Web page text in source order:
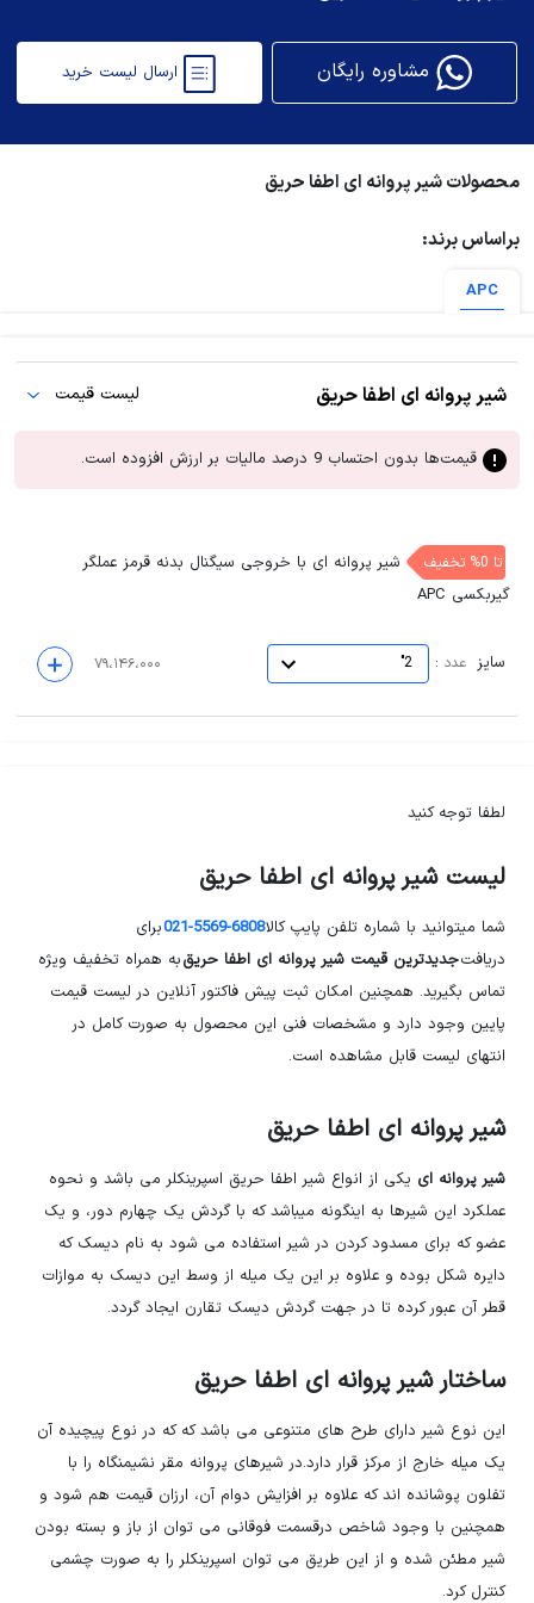
محصولات شیر پروانه ای اطفا حریق
براساس برند:
APC
شیر پروانه ای اطفا حریق لیست قیمت
قیمت‌ها بدون احتساب 9 درصد مالیات بر ارزش افزوده است.
تا 0% تخفیف
شیر پروانه ای با خروجی سیگنال بدنه قرمز عملگر
گیربکسی APC
سایز عدد :
2" ۷۹،۱۴۶،۰۰۰
لطفا توجه کنید
لیست شیر پروانه ای اطفا حریق
شما میتوانید با شماره تلفن پایپ کالا6808-5569-021
برای
دریافتجدیدترین قیمت شیر پروانه ای اطفا حریقبه همراه تخفیف ویژه
تماس بگیرید. همچنین امکان ثبت پیش فاکتور آنلاین در لیست قیمت
پایین وجود دارد و مشخصات فنی این محصول به صورت کامل در
انتهای لیست قابل مشاهده است.
شیر پروانه ای اطفا حریق
شیر پروانه ای یکی از انواع شیر اطفا حریق اسپرینکلر می باشد و نحوه
عملکرد این شیرها به اینگونه میباشد که با گردش یک چهارم دور، و یک
عضو که برای مسدود کردن در شیر استفاده می شود به نام دیسک که
دایره شکل بوده و علاوه بر این یک میله از وسط این دیسک به موازات
قطر آن عبور کرده تا در جهت گردش دیسک تقارن ایجاد گردد.
ساختار شیر پروانه ای اطفا حریق
این نوع شیر دارای طرح های متنوعی می باشد که که در نوع پیچیده آن
یک میله خارج از مرکز قرار دارد.در شیرهای پروانه مقر نشیمنگاه را با
تفلون پوشانده اند که علاوه بر افزایش دوام آن، ارزان قیمت هم شود و
همچنین با وجود شاخص درقسمت فوقانی می توان از باز و بسته بودن
شیر مطئن شده و از این طریق می توان اسپرینکلر را به صورت چشمی
کنترل کرد.